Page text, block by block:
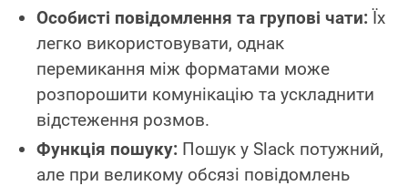
Особисті повідомлення та групові чати:Їх
легко використовувати, однак
перемикання між форматами може
розпорошити комунікацію та ускладнити
відстеження розмов.
Функція пошуку: Пошук у Slack потужний,
але при великому обсязі повідомлень